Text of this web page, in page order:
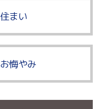
住まい
お悔やみ